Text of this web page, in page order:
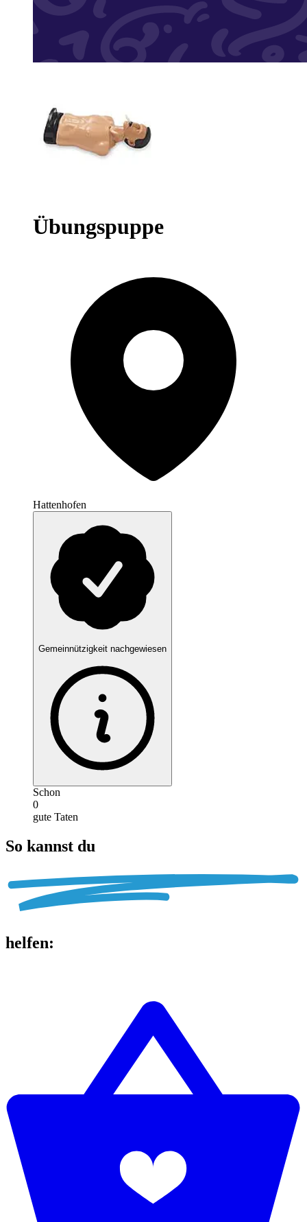
Übungspuppe
Hattenhofen
Gemeinnützigkeit nachgewiesen
Schon
0
gute Taten
So kannst du
helfen: